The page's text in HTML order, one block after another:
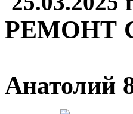
РЕМОНТ
Анатолий